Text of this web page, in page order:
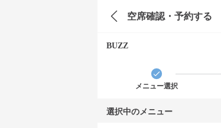
空席確認・予約する
BUZZ
メニュー選択
選択中のメニュー